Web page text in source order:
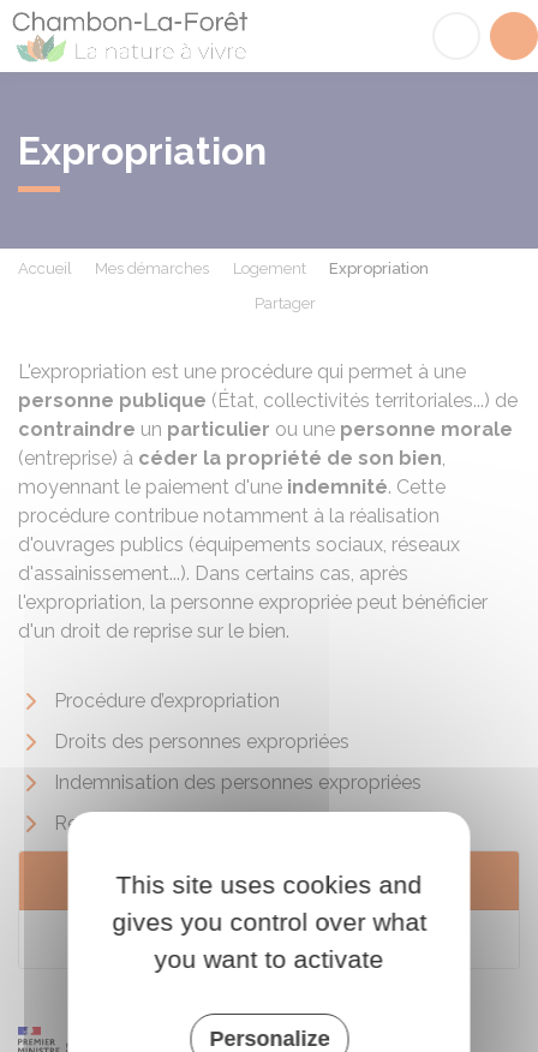
Expropriation
Accueil Mes démarches Logement
Expropriation
Partager
L'expropriation est une procédure qui permet à une
personne publique (État, collectivités territoriales...) de
contraindre un particulier ou une personne morale
(entreprise) à céder la propriété de son bien,
moyennant le paiement d'une indemnité. Cette
procédure contribue notamment à la réalisation
d'ouvrages publics (équipements sociaux, réseaux
d'assainissement...). Dans certains cas, après
l'expropriation, la personne expropriée peut bénéficier
d'un droit de reprise sur le bien.
Procédure d’expropriation
Droits des personnes expropriées
Indemnisation des personnes expropriées
Recours des personnes expropriées
Services en ligne et formulaires
Portail géofoncier
This site uses cookies and
gives you control over what
you want to activate
Personalize